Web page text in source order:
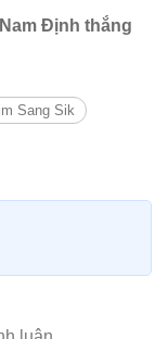
Định thắng
Sang Sik